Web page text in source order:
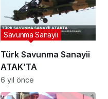
Türk Savunma Sanayii
ATAK’TA
Savunma Sanayii
6 yıl önce